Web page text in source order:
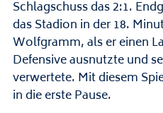
Schlagschuss das 2:1.
das Stadion in der 18.
Wolfgramm, als er einen
Defensive ausnutzte und
verwertete. Mit diesem
in die erste Pause.